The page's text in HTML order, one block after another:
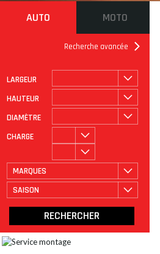
AUTO MOTO
Recherche avancée
LARGEUR
HAUTEUR
DIAMÈTRE
CHARGE
MARQUES
SAISON